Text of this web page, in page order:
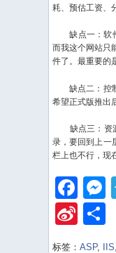
耗、预估工资、
缺点一：软件
而我这个网站只
件了。最重要的
缺点二：控制
希望正式版推出
缺点三：资源
录，要回到上一
栏上也不行，现
Sina
标签：ASP, IIS